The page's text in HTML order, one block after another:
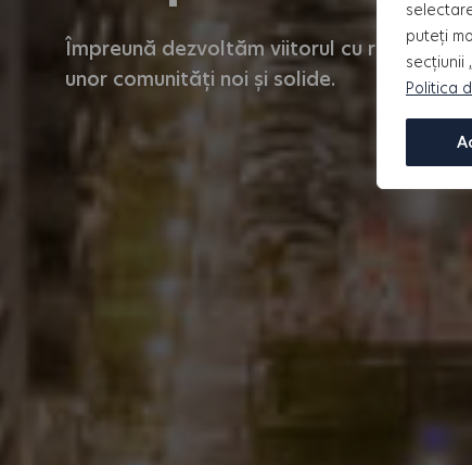
puteți
secțiunii
Politica
Împreună dezvoltăm viitorul cu
unor comunități noi și solide.